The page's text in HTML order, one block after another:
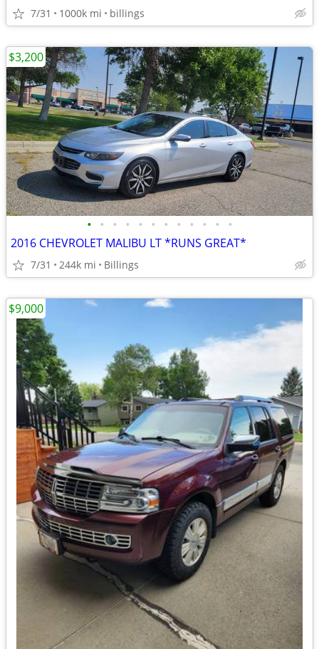
7/31 1000k mi billings
• • • • • • • • • • • •
2016 CHEVROLET MALIBU LT *RUNS GREAT*
7/31 244k mi Billings
$3,200
$9,000